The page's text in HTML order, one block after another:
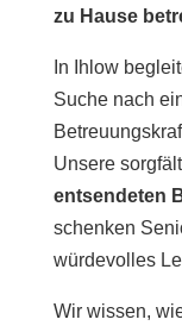
zu Hause
In Ihlow
Suche nach
Unsere
entsendeten
schenken
würdevolles
Wir wissen,